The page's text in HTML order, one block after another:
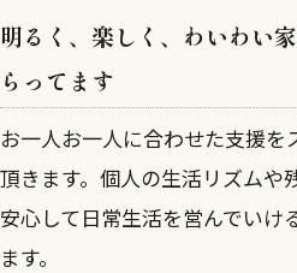
明るく、楽しく、わいわい
らってます
お一人お一人に合わせた支援
頂きます。個人の生活リズムや
安心して日常生活を営んでいけ
ます。